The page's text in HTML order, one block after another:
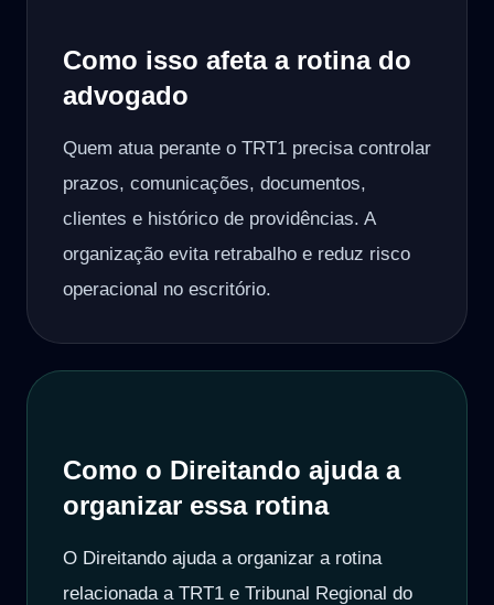
Como isso afeta a rotina do
advogado
Quem atua perante o TRT1 precisa controlar
prazos, comunicações, documentos,
clientes e histórico de providências. A
organização evita retrabalho e reduz risco
operacional no escritório.
Como o Direitando ajuda a
organizar essa rotina
O Direitando ajuda a organizar a rotina
relacionada a TRT1 e Tribunal Regional do